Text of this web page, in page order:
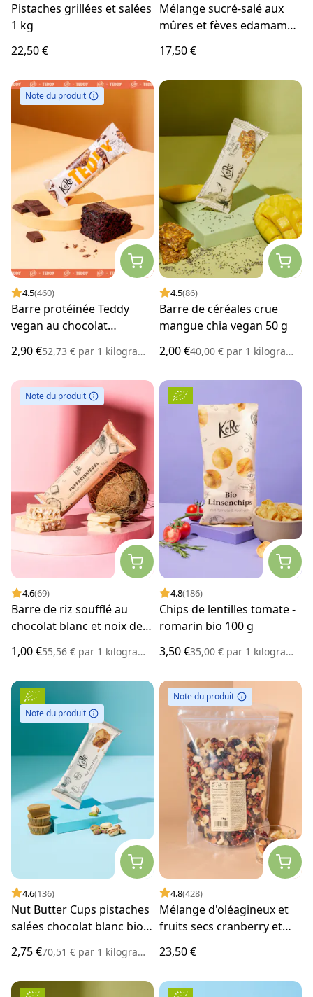
Pistaches grillées et salées
1 kg
22,50 €
Mélange sucré-salé aux
mûres et fèves edamame
1 kg
17,50 €
Note du produit
4.5(460)
Barre protéinée Teddy
vegan au chocolat
2,90 €52,73 € par 1 kilogramme
4.5(86)
Barre de céréales crue
mangue chia vegan 50 g
2,00 €40,00 € par 1 kilogramme
Note du produit
4.6(69)
Barre de riz soufflé au
chocolat blanc et noix de
1,00 €55,56 € par 1 kilogramme
4.8(186)
Chips de lentilles tomate -
romarin bio 100 g
3,50 €35,00 € par 1 kilogramme
Note du produit
4.6(136)
Nut Butter Cups pistaches
salées chocolat blanc bio 3
2,75 €70,51 € par 1 kilogramme
Note du produit
4.8(428)
Mélange d'oléagineux et
fruits secs cranberry et
23,50 €